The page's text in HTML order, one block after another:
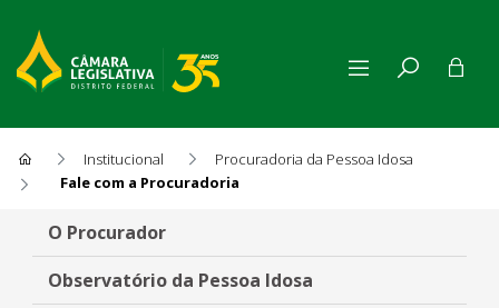
Institucional
Procuradoria da Pessoa Idosa
Fale com a Procuradoria
Fale com a Procuradoria
O Procurador
Observatório da Pessoa Idosa